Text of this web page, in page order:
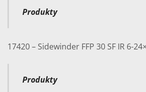
Produkty
17420 – Sidewinder FFP 30 SF IR 6-
Produkty